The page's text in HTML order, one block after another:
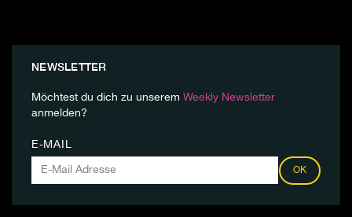
NEWSLETTER
Möchtest du dich zu unserem Weekly Newsletter
anmelden?
E-MAIL
OK